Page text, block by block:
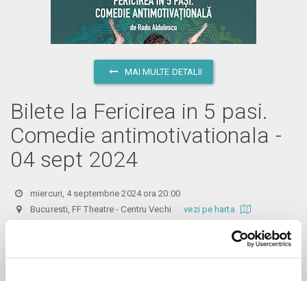
MAI MULTE DETALII
Bilete la Fericirea in 5 pasi.
Comedie antimotivationala -
04 sept 2024
miercuri, 4 septembrie 2024 ora 20:00
Bucuresti, FF Theatre - Centru Vechivezi pe harta
Din respect pentru actori si public avem rugamintea de a va
prezenta cu cel putin 30 de minute inainte de inceperea spectacolului.